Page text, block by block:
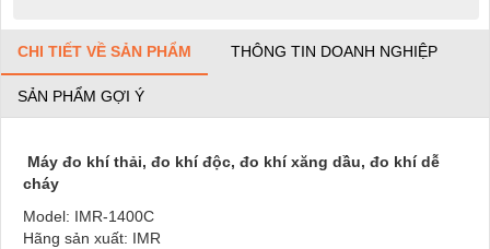
CHI TIẾT VỀ SẢN PHẨM THÔNG TIN DOANH NGHIỆP
SẢN PHẨM GỢI Ý
Máy đo khí thải, đo khí độc, đo khí xăng dầu, đo khí dễ
cháy
Model: IMR-1400C
Hãng sản xuất: IMR